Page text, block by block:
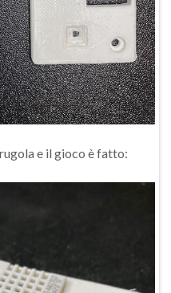
e il gioco è fatto: